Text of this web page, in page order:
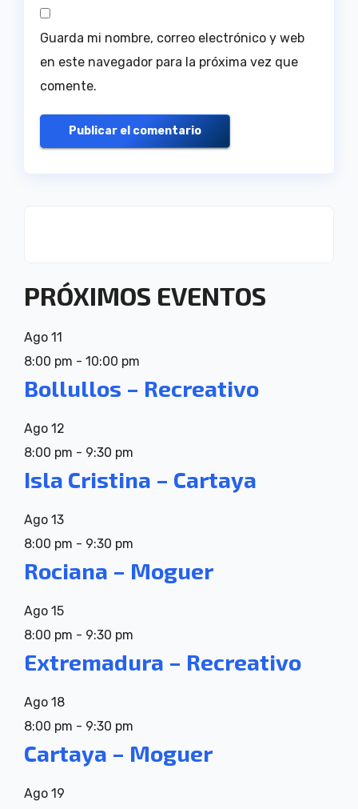
Guarda mi nombre, correo electrónico y web
en este navegador para la próxima vez que
comente.
PRÓXIMOS EVENTOS
Ago 11
8:00 pm - 10:00 pm
Bollullos – Recreativo
Ago 12
8:00 pm - 9:30 pm
Isla Cristina – Cartaya
Ago 13
8:00 pm - 9:30 pm
Rociana – Moguer
Ago 15
8:00 pm - 9:30 pm
Extremadura – Recreativo
Ago 18
8:00 pm - 9:30 pm
Cartaya – Moguer
Ago 19